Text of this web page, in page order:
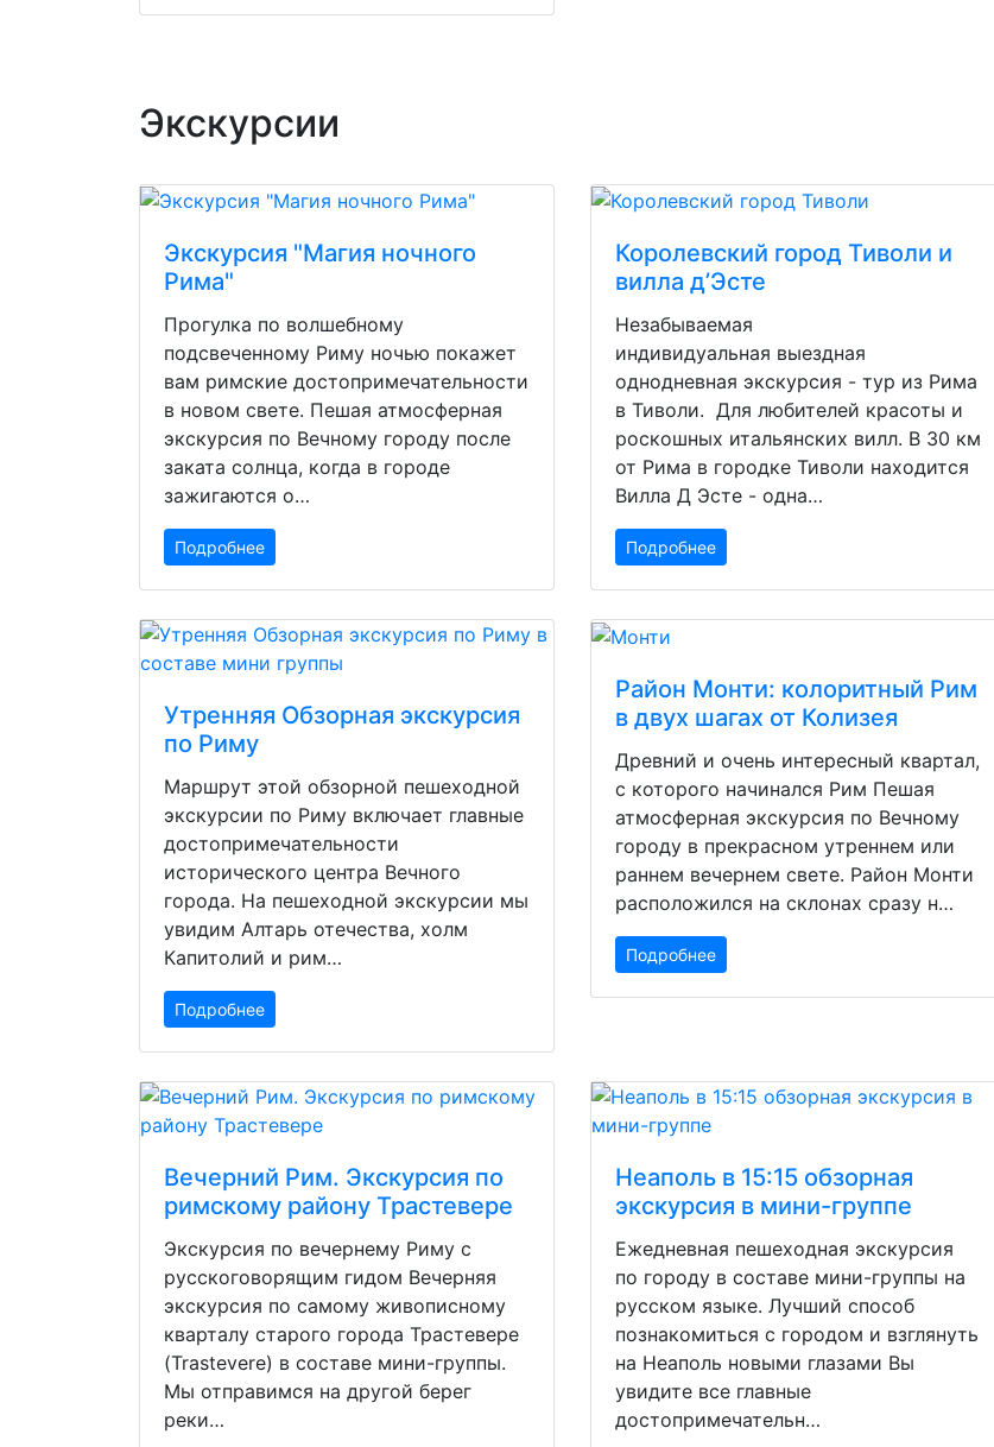
Экскурсии
Экскурсия "Магия ночного
Рима"
Прогулка по волшебному
подсвеченному Риму ночью покажет
вам римские достопримечательности
в новом свете. Пешая атмосферная
экскурсия по Вечному городу после
заката солнца, когда в городе
зажигаются о…
Подробнее
Королевский город Тиволи и
вилла д’Эсте
Незабываемая
индивидуальная выездная
однодневная экскурсия - тур из Рима
в Тиволи. Для любителей красоты и
роскошных итальянских вилл. В 30 км
от Рима в городке Тиволи находится
Вилла Д Эсте - одна…
Подробнее
Утренняя Обзорная экскурсия
по Риму
Маршрут этой обзорной пешеходной
экскурсии по Риму включает главные
достопримечательности
исторического центра Вечного
города. На пешеходной экскурсии мы
увидим Алтарь отечества, холм
Капитолий и рим…
Подробнее
Район Монти: колоритный Рим
в двух шагах от Колизея
Древний и очень интересный квартал,
с которого начинался Рим Пешая
атмосферная экскурсия по Вечному
городу в прекрасном утреннем или
раннем вечернем свете. Район Монти
расположился на склонах сразу н…
Подробнее
Вечерний Рим. Экскурсия по
римскому району Трастевере
Экскурсия по вечернему Риму с
русскоговорящим гидом Вечерняя
экскурсия по самому живописному
кварталу старого города Трастевере
(Trastevere) в составе мини-группы.
Мы отправимся на другой берег
реки…
Неаполь в 15:15 обзорная
экскурсия в мини-группе
Ежедневная пешеходная экскурсия
по городу в составе мини-группы на
русском языке. Лучший способ
познакомиться с городом и взглянуть
на Неаполь новыми глазами Вы
увидите все главные
достопримечательн…